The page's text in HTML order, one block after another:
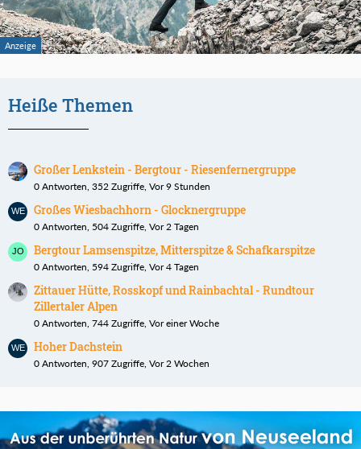
Heiße Themen
Großer Lenkstein - Bergtour - Riesenfernergruppe
0 Antworten, 352 Zugriffe, Vor 9 Stunden
Großes Wiesbachhorn - Glocknergruppe
0 Antworten, 504 Zugriffe, Vor 2 Tagen
Bergtour Lamsenspitze, Mitterspitze & Schafkarspitze
0 Antworten, 594 Zugriffe, Vor 4 Tagen
Zittauer Hütte, Rosskopf und Rainbachtal - Rundtour
Zillertaler Alpen
0 Antworten, 744 Zugriffe, Vor einer Woche
Hoher Dachstein
0 Antworten, 907 Zugriffe, Vor 2 Wochen